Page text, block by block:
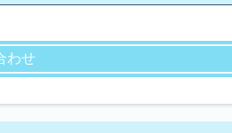
わせ